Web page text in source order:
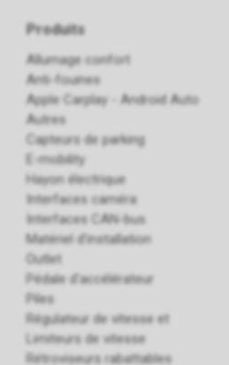
Produits
Allumage confort
Anti-fouines
Apple Carplay - Android Auto
Autres
Capteurs de parking
E-mobility
Hayon électrique
Interfaces caméra
Interfaces CAN-bus
Matériel d'installation
Outlet
Pédale d'accélérateur
Piles
Régulateur de vitesse et
Limiteurs de vitesse
Rétroviseurs rabattables